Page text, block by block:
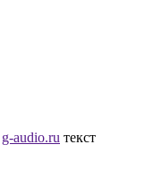
g-audio.ru текст